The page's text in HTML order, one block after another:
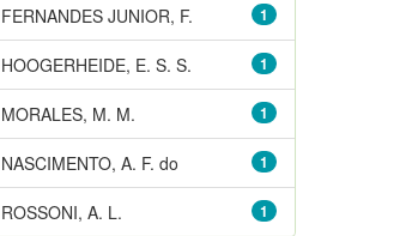
1
FERNANDES JUNIOR, F.
1
HOOGERHEIDE, E. S. S.
1
MORALES, M. M.
1
NASCIMENTO, A. F. do
1
ROSSONI, A. L.